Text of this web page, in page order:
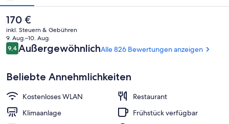
Superior-Doppelzimmer,
Der
aktuelle
Preis
beträgt
170 €.
170 €
inkl. Steuern & Gebühren
9. Aug.–10. Aug.
Bewertungen
9,49,4 von 10.
AußergewöhnlichAlle 826 Bewertungen anzeigen
Beliebte Annehmlichkeiten
Kostenloses WLAN
Restaurant
Klimaanlage
Frühstück verfügbar